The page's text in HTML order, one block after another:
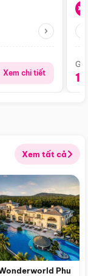
Xem chi tiết
Xem tất cả
Phu